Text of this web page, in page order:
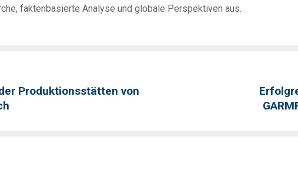
faktenbasierte Analyse und globale Perspektiven aus.
Produktionsstätten von